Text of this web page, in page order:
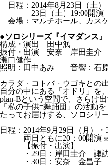
日程：2014年8月23日（土）
23日（土）19:00開演
会場：マルチホール、カス
●ソロシリーズ『イマダンス』
構成・演出：田中泯
振付・出演：安奈 岸田圭
瀬口健作
照明：田中あみ 音響：石
カラダ・コトバ・ウゴキとの
自分の中にある「オドリ」を
plan-Bという空間で、さらけ
「私の子供=舞踊団」の活動
たってお届けする、ソロシリ
日程：2014年9月29日（月）・
両日ともに20：00開演 ※
【振付・出演】
・29日：岸田圭介 諏
・30日：安奈 金昌子